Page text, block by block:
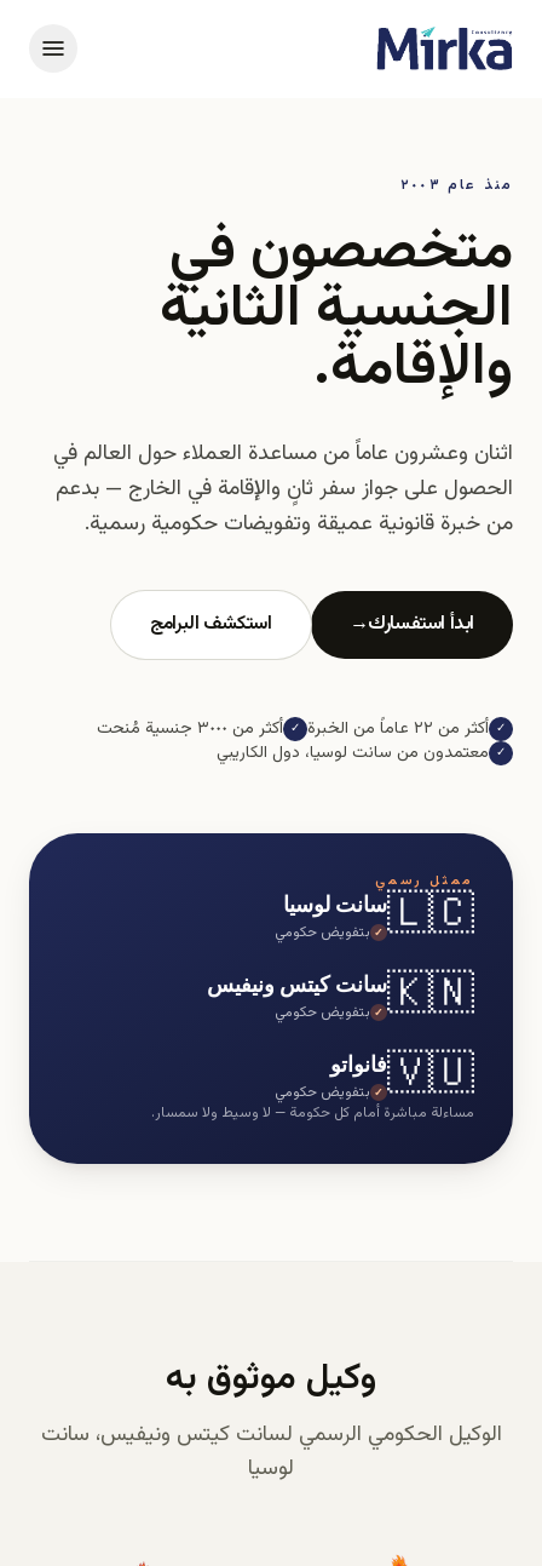
منذ عام ٢٠٠٣
متخصصون في
الجنسية الثانية
والإقامة.
اثنان وعشرون عاماً من مساعدة العملاء حول العالم في
الحصول على جواز سفر ثانٍ والإقامة في الخارج — بدعم
من خبرة قانونية عميقة وتفويضات حكومية رسمية.
ابدأ استفسارك→ استكشف البرامج
✓ أكثر من ٢٢ عاماً من الخبرة ✓ أكثر من ٣٠٠٠ جنسية مُنحت
✓ معتمدون من سانت لوسيا، دول الكاريبي
ممثل رسمي
🇱🇨سانت لوسيا
✓ بتفويض حكومي
🇰🇳سانت كيتس ونيفيس
✓ بتفويض حكومي
🇻🇺فانواتو
✓ بتفويض حكومي
مساءلة مباشرة أمام كل حكومة — لا وسيط ولا سمسار.
وكيل موثوق به
الوكيل الحكومي الرسمي لسانت كيتس ونيفيس، سانت
لوسيا